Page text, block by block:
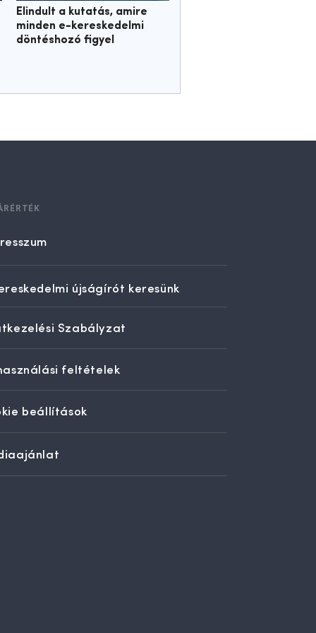
Elindult a kutatás, amire
minden e-kereskedelmi
döntéshozó figyel
újságírót keresünk
Szabályzat
feltételek
beállítások